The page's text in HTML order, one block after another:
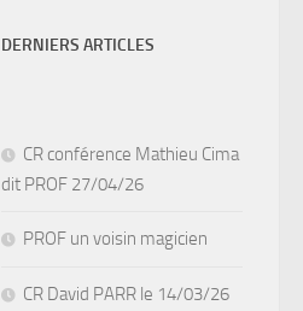
DERNIERS ARTICLES
CR conférence Mathieu Cima
dit PROF 27/04/26
PROF un voisin magicien
CR David PARR le 14/03/26